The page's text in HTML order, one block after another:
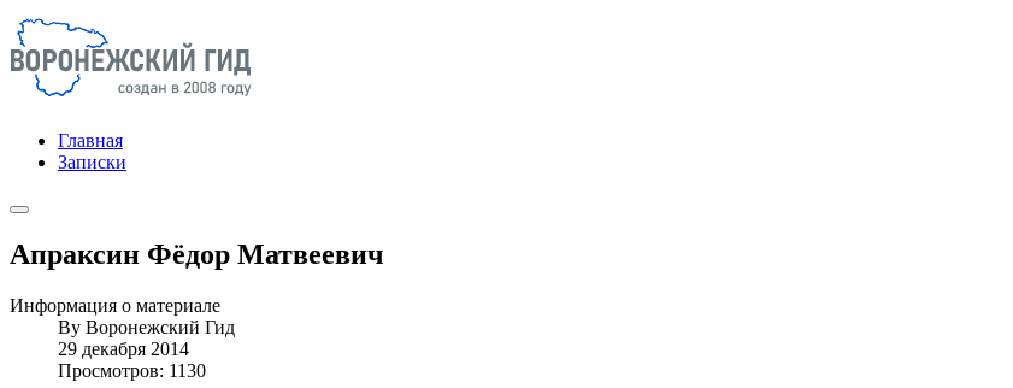
Главная
Записки
Апраксин Фёдор Матвеевич
Информация о материале
By Воронежский Гид
29 декабря 2014
Просмотров: 1130